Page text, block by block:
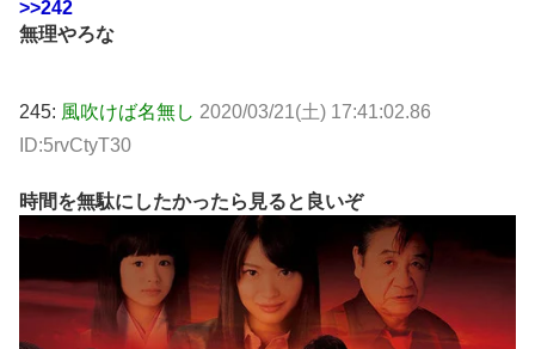
>>242
無理やろな
245: 風吹けば名無し 2020/03/21(土) 17:41:02.86
ID:5rvCtyT30
時間を無駄にしたかったら見ると良いぞ